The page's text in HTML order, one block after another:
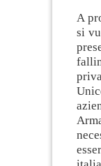
A
si